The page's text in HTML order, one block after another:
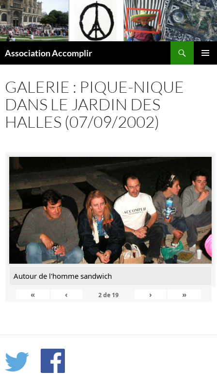
Aller
au
contenu
Association Accomplir
GALERIE : PIQUE-NIQUE
DANS LE JARDIN DES
HALLES (07/09/2002)
Autour de l'homme sandwich
«
‹ 2de 19 › »